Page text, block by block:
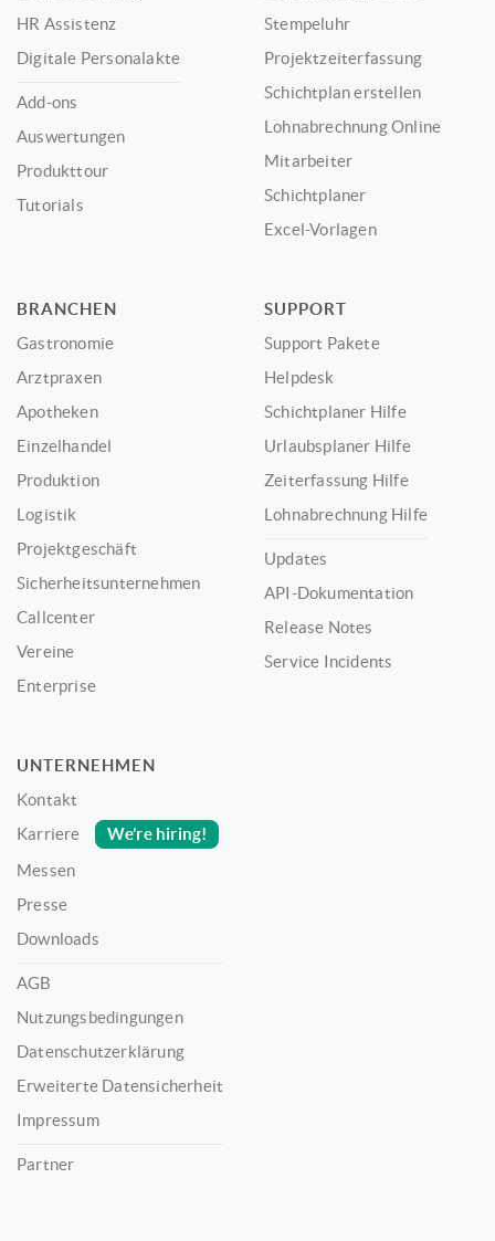
HR Assistenz
Digitale Personalakte
Add-ons
Auswertungen
Produkttour
Tutorials
Stempeluhr
Projektzeiterfassung
Schichtplan erstellen
Lohnabrechnung Online
Mitarbeiter
Schichtplaner
Excel-Vorlagen
BRANCHEN
Gastronomie
Arztpraxen
Apotheken
Einzelhandel
Produktion
Logistik
Projektgeschäft
Sicherheitsunternehmen
Callcenter
Vereine
Enterprise
SUPPORT
Support Pakete
Helpdesk
Schichtplaner Hilfe
Urlaubsplaner Hilfe
Zeiterfassung Hilfe
Lohnabrechnung Hilfe
Updates
API-Dokumentation
Release Notes
Service Incidents
UNTERNEHMEN
Kontakt
Karriere
We’re hiring!
Messen
Presse
Downloads
AGB
Nutzungsbedingungen
Datenschutzerklärung
Erweiterte Datensicherheit
Impressum
Partner